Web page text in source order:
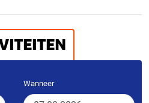
Wanneer